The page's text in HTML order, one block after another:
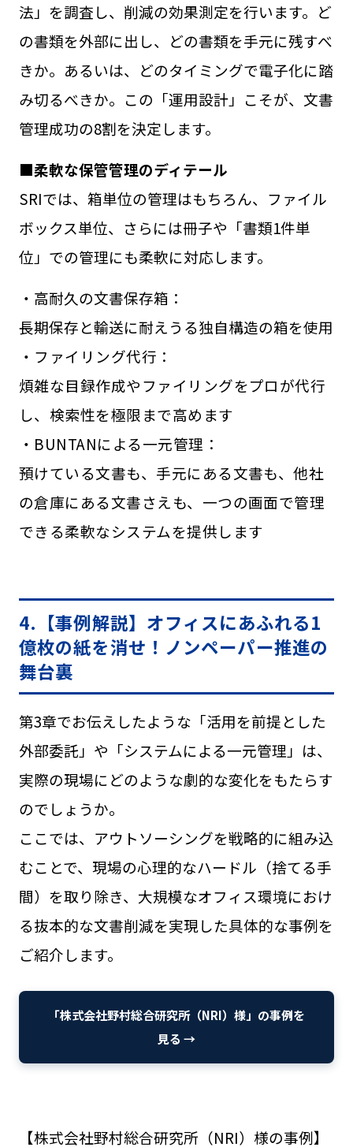
法」を調査し、削減の効果測定を行います。ど
の書類を外部に出し、どの書類を手元に残すべ
きか。あるいは、どのタイミングで電子化に踏
み切るべきか。この「運用設計」こそが、文書
管理成功の8割を決定します。
■柔軟な保管管理のディテール
SRIでは、箱単位の管理はもちろん、ファイル
ボックス単位、さらには冊子や「書類1件単
位」での管理にも柔軟に対応します。
・高耐久の文書保存箱：
長期保存と輸送に耐えうる独自構造の箱を使用
・ファイリング代行：
煩雑な目録作成やファイリングをプロが代行
し、検索性を極限まで高めます
・BUNTANによる一元管理：
預けている文書も、手元にある文書も、他社
の倉庫にある文書さえも、一つの画面で管理
できる柔軟なシステムを提供します
4.【事例解説】オフィスにあふれる1
億枚の紙を消せ！ノンペーパー推進の
舞台裏
第3章でお伝えしたような「活用を前提とした
外部委託」や「システムによる一元管理」は、
実際の現場にどのような劇的な変化をもたらす
のでしょうか。
ここでは、アウトソーシングを戦略的に組み込
むことで、現場の心理的なハードル（捨てる手
間）を取り除き、大規模なオフィス環境におけ
る抜本的な文書削減を実現した具体的な事例を
ご紹介します。
「株式会社野村総合研究所（NRI）様」の事例を
見る →
【株式会社野村総合研究所（NRI）様の事例】